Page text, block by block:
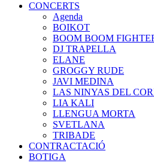
CONCERTS
Agenda
BOIKOT
BOOM BOOM
DJ TRAPELLA
ELANE
GROGGY RUDE
JAVI MEDINA
LAS NINYAS DEL
LIA KALI
LLENGUA MORTA
SVETLANA
TRIBADE
CONTRACTACIÓ
BOTIGA